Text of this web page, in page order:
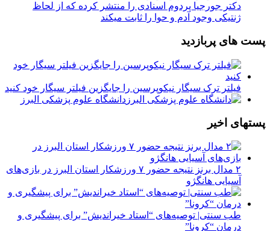
دکتر جورجیا پردوم اسنادی را منتشر کرده که از لحاظ
ژنتیکی وجود آدم و حوا را ثابت میکند
پست های پربازدید
فیلتر ترک سیگار نیکوپرسین را جایگزین فیلتر سیگار خود کنید
دانشگاه علوم پزشکی البرز
پستهای اخیر
۲ مدال برنز نتیجه حضور ۷ ورزشکار استان البرز در بازی‌های
آسیایی هانگژو
طب سنتی| توصیه‌‌های “استاد خیراندیش” برای پیشگیری و
درمان “کرونا”